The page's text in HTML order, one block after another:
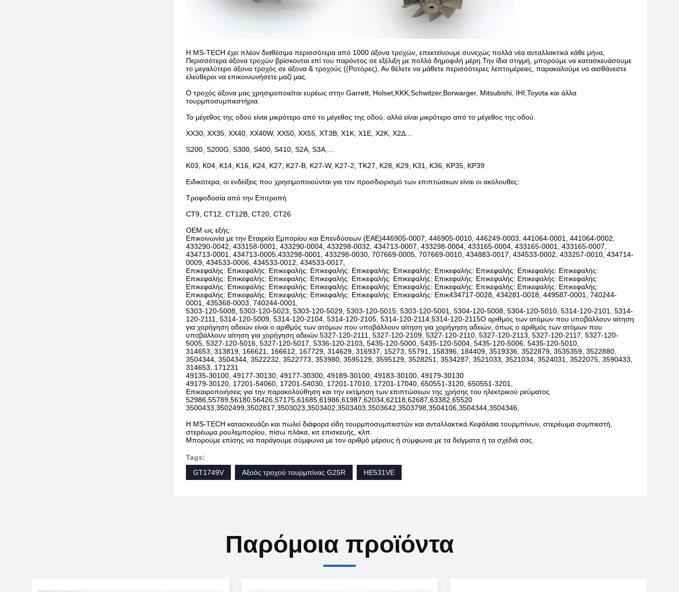
Η MS-TECH έχει πλέον διαθέσιμα περισσότερα από 1000 άξονα τροχών, επεκτείνουμε συνεχώς πολλά νέα ανταλλακτικά κάθε μήνα,
Περισσότερα άξονα τροχών βρίσκονται επί του παρόντος σε εξέλιξη με πολλά δημοφιλή μέρη.Την ίδια στιγμή, μπορούμε να κατασκευάσουμε
το μεγαλύτερο άξονα τροχός σε άξονα & τροχούς ((Ροτόρες), Αν θέλετε να μάθετε περισσότερες λεπτομέρειες, παρακαλούμε να αισθάνεστε
ελεύθεροι να επικοινωνήσετε μαζί μας.
Ο τροχός άξονα μας χρησιμοποιείται ευρέως στην Garrett, Holset,KKK,Schwitzer,Borwarger, Mitsubishi, IHI,Toyota και άλλα
τουρμποσυμπιεστήρια.
Το μέγεθος της οδού είναι μικρότερο από το μέγεθος της οδού, αλλά είναι μικρότερο από το μέγεθος της οδού.
ΧΧ30, ΧΧ35, ΧΧ40, ΧΧ40W, ΧΧ50, ΧΧ55, ΧΤ3Β, Χ1Κ, Χ1Ε, Χ2Κ, Χ2Δ...
S200, S200G, S300, S400, S410, S2A, S3A,...
K03, K04, K14, K16, K24, K27, K27-B, K27-W, K27-2, TK27, K28, K29, K31, K36, KP35, KP39
Ειδικότερα, οι ενδείξεις που χρησιμοποιούνται για τον προσδιορισμό των επιπτώσεων είναι οι ακόλουθες:
Τροφοδοσία από την Επιτροπή
CT9, CT12, CT12B, CT20, CT26
OEM ως εξής:
Επικοινωνία με την Εταιρεία Εμπορίου και Επενδύσεων (ΕΑΕ)446905-0007, 446905-0010, 446249-0003, 441064-0001, 441064-0002,
433290-0042, 433158-0001, 433290-0004, 433298-0032, 434713-0007, 433298-0004, 433165-0004, 433165-0001, 433165-0007,
434713-0001, 434713-0005,433298-0001, 433298-0030, 707669-0005, 707669-0010, 434883-0017, 434533-0002, 433257-0010, 434714-
0009, 434533-0006, 434533-0012, 434533-0017,
Επικεφαλής: Επικεφαλής: Επικεφαλής: Επικεφαλής: Επικεφαλής: Επικεφαλής: Επικεφαλής: Επικεφαλής: Επικεφαλής: Επικεφαλής:
Επικεφαλής: Επικεφαλής: Επικεφαλής: Επικεφαλής: Επικεφαλής: Επικεφαλής: Επικεφαλής: Επικεφαλής: Επικεφαλής: Επικεφαλής:
Επικεφαλής: Επικεφαλής: Επικεφαλής: Επικεφαλής: Επικεφαλής: Επικεφαλής: Επικεφαλής: Επικεφαλής: Επικεφαλής: Επικεφαλής:
Επικεφαλής: Επικεφαλής: Επικεφαλής: Επικεφαλής: Επικεφαλής: Επικεφαλής: Επικ434717-0028, 434281-0018, 449587-0001, 740244-
0001, 435368-0003, 740244-0001,
5303-120-5008, 5303-120-5023, 5303-120-5029, 5303-120-5015, 5303-120-5001, 5304-120-5008, 5304-120-5010, 5314-120-2101, 5314-
120-2111, 5314-120-5009, 5314-120-2104, 5314-120-2105, 5314-120-2114,5314-120-2115Ο αριθμός των ατόμων που υποβάλλουν αίτηση
για χορήγηση αδειών είναι ο αριθμός των ατόμων που υποβάλλουν αίτηση για χορήγηση αδειών, όπως ο αριθμός των ατόμων που
υποβάλλουν αίτηση για χορήγηση αδειών.5327-120-2111, 5327-120-2109, 5327-120-2110, 5327-120-2113, 5327-120-2117, 5327-120-
5005, 5327-120-5016, 5327-120-5017, 5336-120-2103, 5435-120-5000, 5435-120-5004, 5435-120-5006, 5435-120-5010,
314653, 313819, 166621, 166612, 167729, 314629, 316937, 15273, 55791, 158396, 184409, 3519336, 3522879, 3535359, 3522880,
3504344, 3504344, 3522232, 3522773, 353980, 3595129, 3595129, 3528251, 3534287, 3521033, 3521034, 3524031, 3522075, 3590433,
314653, 171231
49135-30100, 49177-30130, 49177-30300, 49189-30100, 49183-30100, 49179-30130
49179-30120, 17201-54060, 17201-54030, 17201-17010, 17201-17040, 650551-3120, 650551-3201,
Επικαιροποιήσεις για την παρακολούθηση και την εκτίμηση των επιπτώσεων της χρήσης του ηλεκτρικού ρεύματος
52986,55789,56180,56426,57175,61685,61986,61987,62034,62118,62687,63382,65520
3500433,3502499,3502817,3503023,3503402,3503403,3503642,3503798,3504106,3504344,3504346,
Η MS-TECH κατασκευάζει και πωλεί διάφορα είδη τουρμποσυμπιεστών και ανταλλακτικά.Κεφάλαια τουρμπίνων, στερέωμα συμπιεστή,
στερέωμα ρουλεμπορίου, πίσω πλάκα, κιτ επισκευής, κλπ.
Μπορούμε επίσης να παράγουμε σύμφωνα με τον αριθμό μέρους ή σύμφωνα με τα δείγματα ή τα σχέδιά σας.
Tags:
GT1749V
Αξοός τροχού τουρμπίνας G25R HE531VE
Παρόμοια προϊόντα